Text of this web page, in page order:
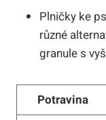
Plničky ke
různé
granule s
Potravina